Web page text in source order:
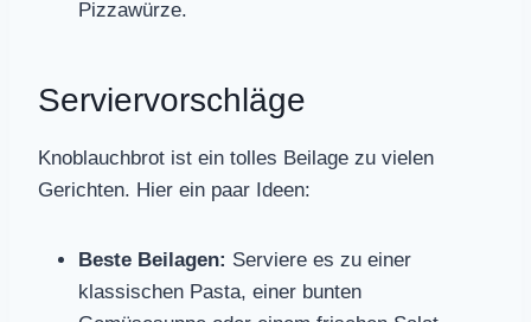
Pizzawürze.
Serviervorschläge
Knoblauchbrot ist ein tolles Beilage zu vielen
Gerichten. Hier ein paar Ideen:
Beste Beilagen: Serviere es zu einer
klassischen Pasta, einer bunten